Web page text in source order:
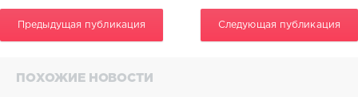
Предыдущая публикация Следующая публикация
ПОХОЖИЕ НОВОСТИ